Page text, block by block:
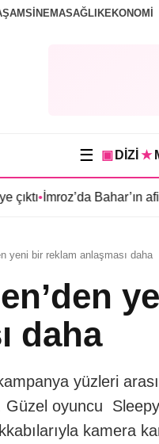
SİNEMASAĞLIKEKONOMİ
☰ ▣ DİZİ ★
Bahar’ın afişi
yeni bir reklam anlaşması daha
daha
yüzleri
Güzel oyuncu
kamera